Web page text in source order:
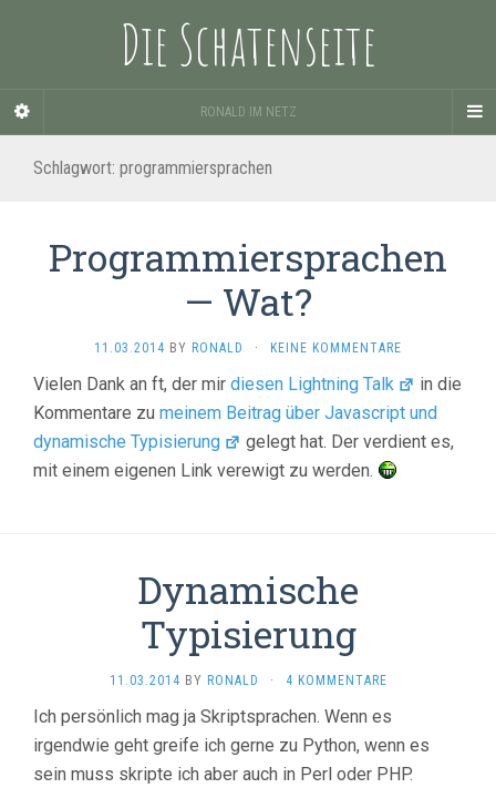
Die Schatenseite
RONALD IM NETZ
Schlagwort: programmiersprachen
Programmiersprachen
— Wat?
11.03.2014 BY RONALD · KEINE KOMMENTARE
Vielen Dank an ft, der mir diesen Lightning Talk
in die
Kommentare zu meinem Beitrag über Javascript und
dynamische Typisierung
gelegt hat. Der verdient es,
mit einem eigenen Link verewigt zu werden.
Dynamische
Typisierung
11.03.2014 BY RONALD · 4 KOMMENTARE
Ich persönlich mag ja Skriptsprachen. Wenn es
irgendwie geht greife ich gerne zu Python, wenn es
sein muss skripte ich aber auch in Perl oder PHP.